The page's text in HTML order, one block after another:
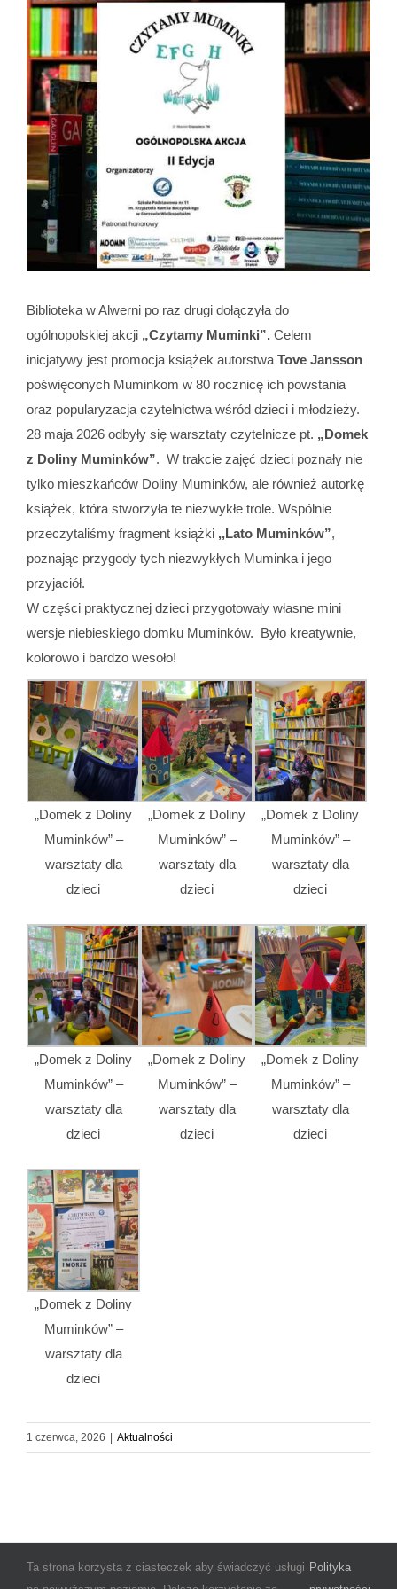
Biblioteka w Alwerni po raz drugi dołączyła do
ogólnopolskiej akcji „Czytamy Muminki”. Celem
inicjatywy jest promocja książek autorstwa Tove Jansson
poświęconych Muminkom w 80 rocznicę ich powstania
oraz popularyzacja czytelnictwa wśród dzieci i młodzieży.
28 maja 2026 odbyły się warsztaty czytelnicze pt. „Domek
z Doliny Muminków”. W trakcie zajęć dzieci poznały nie
tylko mieszkańców Doliny Muminków, ale również autorkę
książek, która stworzyła te niezwykłe trole. Wspólnie
przeczytaliśmy fragment książki ,,Lato Muminków”,
poznając przygody tych niezwykłych Muminka i jego
przyjaciół.
W części praktycznej dzieci przygotowały własne mini
wersje niebieskiego domku Muminków. Było kreatywnie,
kolorowo i bardzo wesoło!
„Domek z Doliny
Muminków” –
warsztaty dla
dzieci
„Domek z Doliny
Muminków” –
warsztaty dla
dzieci
„Domek z Doliny
Muminków” –
warsztaty dla
dzieci
„Domek z Doliny
Muminków” –
warsztaty dla
dzieci
„Domek z Doliny
Muminków” –
warsztaty dla
dzieci
„Domek z Doliny
Muminków” –
warsztaty dla
dzieci
„Domek z Doliny
Muminków” –
warsztaty dla
dzieci
1 czerwca, 2026 Aktualności
© Copyright 2025 Miejsko-Gminna Biblioteka Publiczna im. Janiny
Ta strona korzysta z ciasteczek aby świadczyć usługi Polityka